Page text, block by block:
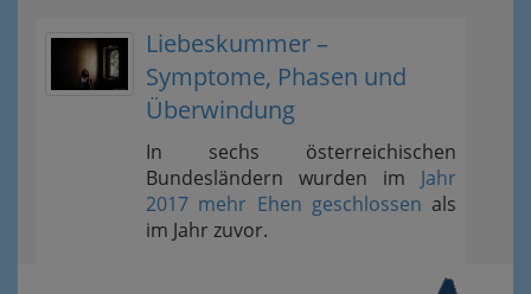
Liebeskummer –
Symptome, Phasen und
Überwindung
In sechs österreichischen
Bundesländern wurden im Jahr
2017 mehr Ehen geschlossen als
im Jahr zuvor.